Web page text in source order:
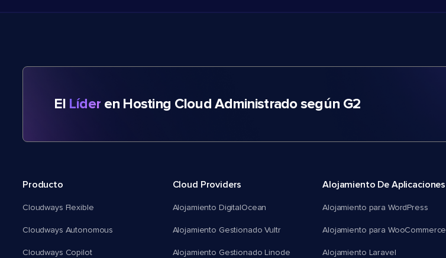
El Líder en Hosting Cloud Administrado según G2
Producto
Cloudways Flexible
Cloudways Autonomous
Cloudways Copilot
Cloud Providers
Alojamiento DigitalOcean
Alojamiento Gestionado Vultr
Alojamiento Gestionado Linode
Alojamiento De Aplicaciones
Alojamiento para WordPress
Alojamiento para WooCommerce
Alojamiento Laravel